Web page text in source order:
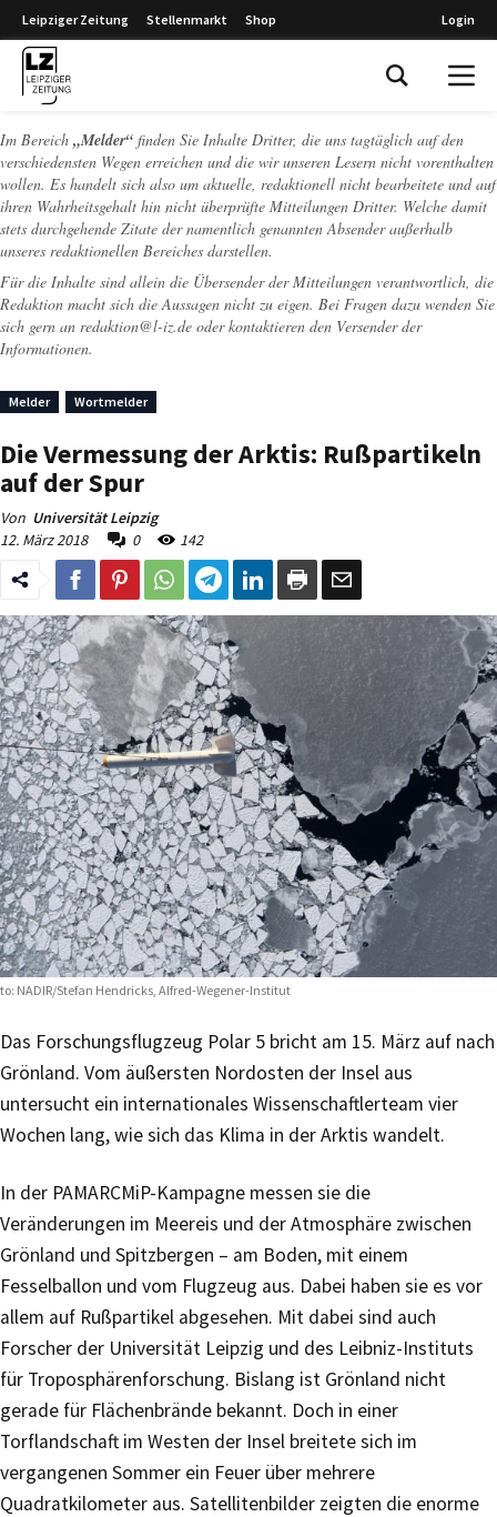
Leipziger Zeitung Stellenmarkt Shop Login
Im Bereich „Melder“ finden Sie Inhalte Dritter, die uns tagtäglich auf den
verschiedensten Wegen erreichen und die wir unseren Lesern nicht vorenthalten
wollen. Es handelt sich also um aktuelle, redaktionell nicht bearbeitete und auf
ihren Wahrheitsgehalt hin nicht überprüfte Mitteilungen Dritter. Welche damit
stets durchgehende Zitate der namentlich genannten Absender außerhalb
unseres redaktionellen Bereiches darstellen.
Für die Inhalte sind allein die Übersender der Mitteilungen verantwortlich, die
Redaktion macht sich die Aussagen nicht zu eigen. Bei Fragen dazu wenden Sie
sich gern an redaktion@l-iz.de oder kontaktieren den Versender der
Informationen.
Melder Wortmelder
Die Vermessung der Arktis: Rußpartikeln
auf der Spur
Von Universität Leipzig
12. März 2018
0 142
NADIR/Stefan Hendricks, Alfred-Wegener-Institut
Das Forschungsflugzeug Polar 5 bricht am 15. März auf nach
Grönland. Vom äußersten Nordosten der Insel aus
untersucht ein internationales Wissenschaftlerteam vier
Wochen lang, wie sich das Klima in der Arktis wandelt.
In der PAMARCMiP-Kampagne messen sie die
Veränderungen im Meereis und der Atmosphäre zwischen
Grönland und Spitzbergen – am Boden, mit einem
Fesselballon und vom Flugzeug aus. Dabei haben sie es vor
allem auf Rußpartikel abgesehen. Mit dabei sind auch
Forscher der Universität Leipzig und des Leibniz-Instituts
für Troposphärenforschung. Bislang ist Grönland nicht
gerade für Flächenbrände bekannt. Doch in einer
Torflandschaft im Westen der Insel breitete sich im
vergangenen Sommer ein Feuer über mehrere
Quadratkilometer aus. Satellitenbilder zeigten die enorme